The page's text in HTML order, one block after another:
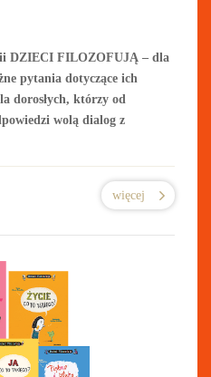
DZIECI FILOZOFUJĄ – dla
pytania dotyczące ich
dorosłych, którzy od
wolą dialog z
więcej